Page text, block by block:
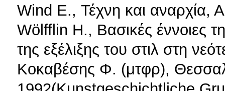
Wind E., Τέχνη και αναρχία,
Wölfflin H., Βασικές έννοιες
της εξέλιξης του στιλ στη
Κοκαβέσης Φ. (μτφρ),